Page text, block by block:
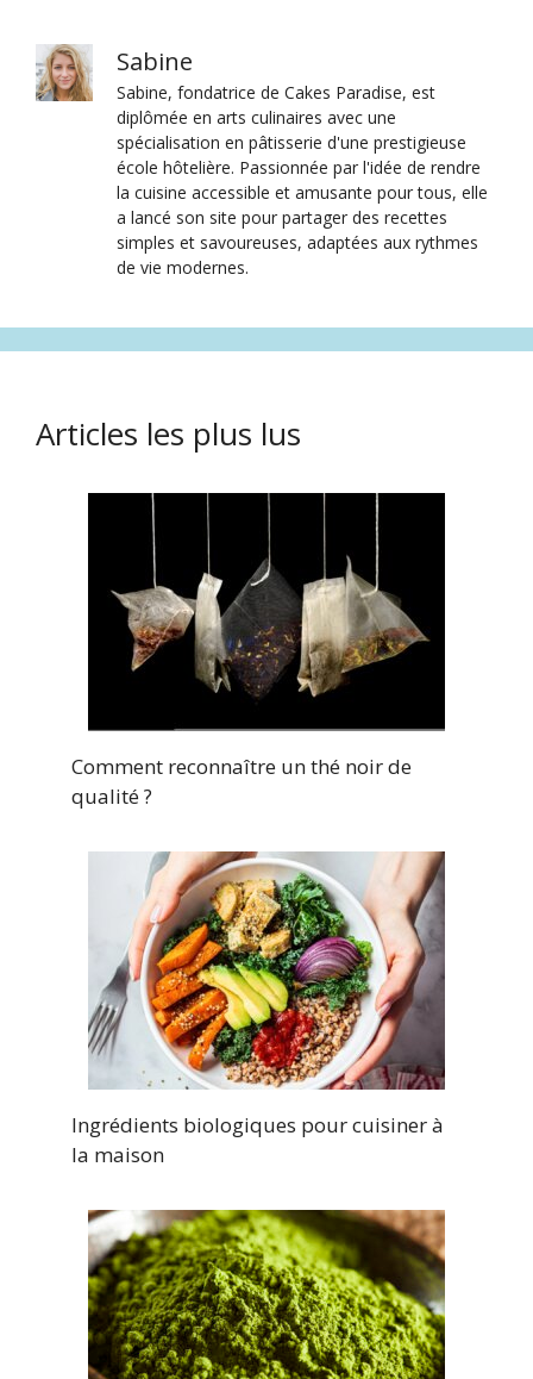
Sabine
Sabine, fondatrice de Cakes Paradise, est
diplômée en arts culinaires avec une
spécialisation en pâtisserie d'une prestigieuse
école hôtelière. Passionnée par l'idée de rendre
la cuisine accessible et amusante pour tous, elle
a lancé son site pour partager des recettes
simples et savoureuses, adaptées aux rythmes
de vie modernes.
Articles les plus lus
Comment reconnaître un thé noir de
qualité ?
Ingrédients biologiques pour cuisiner à
la maison